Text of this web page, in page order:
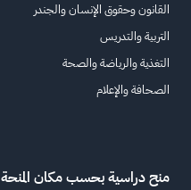
القانون وحقوق الإنسان والجندر
التربية والتدريس
التغذية والرياضة والصحة
الصحافة والإعلام
منح دراسية بحسب مكان المنحة